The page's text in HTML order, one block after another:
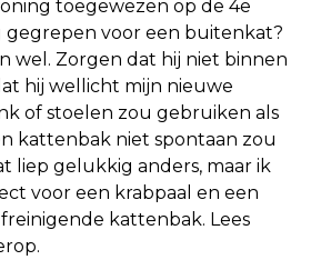
toegewezen op de 4e
gegrepen voor een buitenkat?
wel. Zorgen dat hij niet binnen
hij wellicht mijn nieuwe
of stoelen zou gebruiken als
kattenbak niet spontaan zou
liep gelukkig anders, maar ik
voor een krabpaal en een
kattenbak. Lees